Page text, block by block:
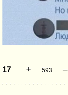
17 + 593 –